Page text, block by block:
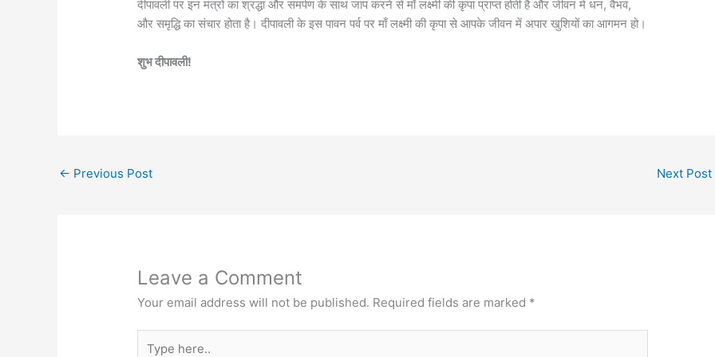
दीपावली पर इन मंत्रों का श्रद्धा और समर्पण के साथ जाप करने से माँ लक्ष्मी की कृपा प्राप्त होती है और जीवन में धन, वैभव,
और समृद्धि का संचार होता है। दीपावली के इस पावन पर्व पर माँ लक्ष्मी की कृपा से आपके जीवन में अपार खुशियों का आगमन हो।
शुभ दीपावली!
← Previous Post Next Post
Leave a Comment
Your email address will not be published. Required fields are marked *